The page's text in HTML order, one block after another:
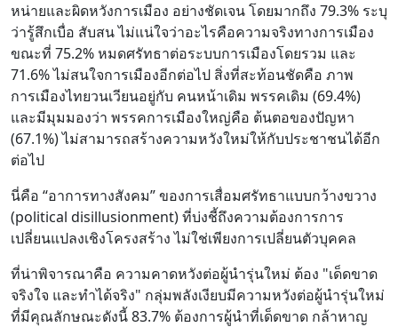
หน่ายและผิดหวังการเมือง อย่างชัดเจน โดยมากถึง 79.3% ระบุ
ว่ารู้สึกเบื่อ สับสน ไม่แน่ใจว่าอะไรคือความจริงทางการเมือง
ขณะที่ 75.2% หมดศรัทธาต่อระบบการเมืองโดยรวม และ
71.6% ไม่สนใจการเมืองอีกต่อไป สิ่งที่สะท้อนชัดคือ ภาพ
การเมืองไทยวนเวียนอยู่กับ คนหน้าเดิม พรรคเดิม (69.4%)
และมีมุมมองว่า พรรคการเมืองใหญ่คือ ต้นตอของปัญหา
(67.1%) ไม่สามารถสร้างความหวังใหม่ให้กับประชาชนได้อีก
ต่อไป
นี่คือ “อาการทางสังคม” ของการเสื่อมศรัทธาแบบกว้างขวาง
(political disillusionment) ที่บ่งชี้ถึงความต้องการการ
เปลี่ยนแปลงเชิงโครงสร้าง ไม่ใช่เพียงการเปลี่ยนตัวบุคคล
ที่น่าพิจารณาคือ ความคาดหวังต่อผู้นำรุ่นใหม่ ต้อง "เด็ดขาด
จริงใจ และทำได้จริง" กลุ่มพลังเงียบมีความหวังต่อผู้นำรุ่นใหม่
ที่มีคุณลักษณะดังนี้ 83.7% ต้องการผู้นำที่เด็ดขาด กล้าหาญ